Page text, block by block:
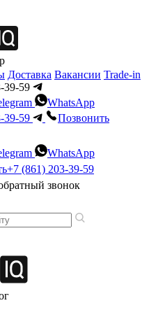
Доставка Вакансии Trade-in
39-59
WhatsApp
39-59
Позвонить
WhatsApp
+7 (861) 203-39-59
звонок